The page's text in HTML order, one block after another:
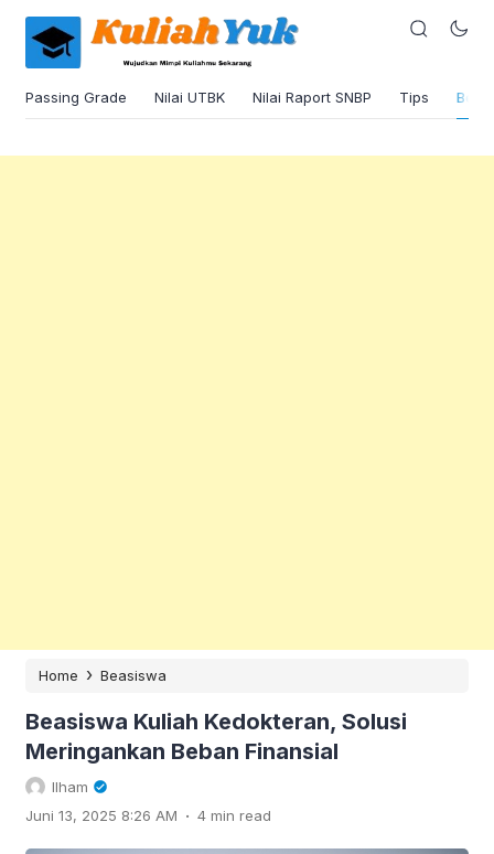
Passing Grade Nilai UTBK Nilai Raport SNBP Tips
Home › Beasiswa
Beasiswa Kuliah Kedokteran, Solusi
Meringankan Beban Finansial
Ilham
Juni 13, 2025 8:26 AM . 4 min read